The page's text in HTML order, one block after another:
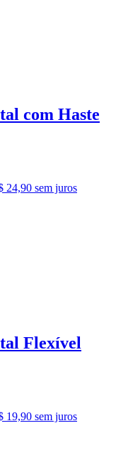
com Haste
24,90 sem juros
Flexível
19,90 sem juros